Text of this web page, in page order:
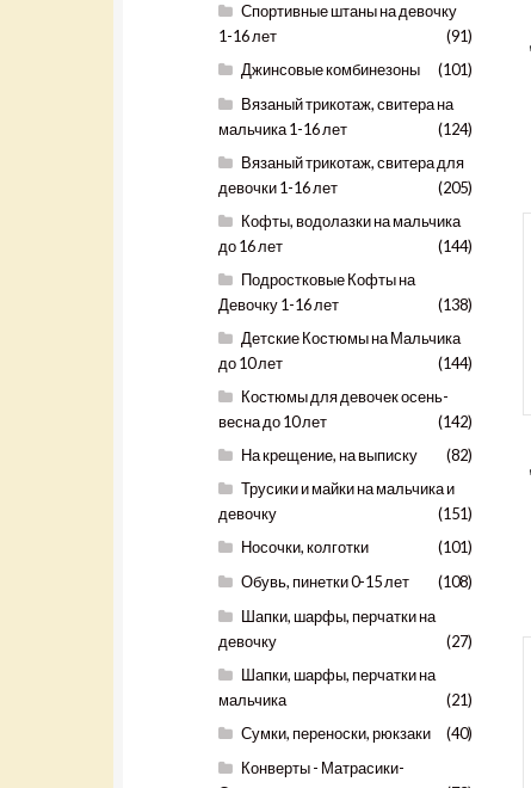
Спортивные штаны на девочку
1-16 лет
(91)
Джинсовые комбинезоны
(101)
Вязаный трикотаж, свитера на
мальчика 1-16 лет
(124)
Вязаный трикотаж, свитера для
девочки 1-16 лет
(205)
Кофты, водолазки на мальчика
до 16 лет
(144)
Подростковые Кофты на
Девочку 1-16 лет
(138)
Детские Костюмы на Мальчика
до 10 лет
(144)
Костюмы для девочек осень-
весна до 10 лет
(142)
На крещение, на выписку
(82)
Трусики и майки на мальчика и
девочку
(151)
Носочки, колготки
(101)
Обувь, пинетки 0-15 лет
(108)
Шапки, шарфы, перчатки на
девочку
(27)
Шапки, шарфы, перчатки на
мальчика
(21)
Сумки, переноски, рюкзаки
(40)
Конверты - Матрасики-